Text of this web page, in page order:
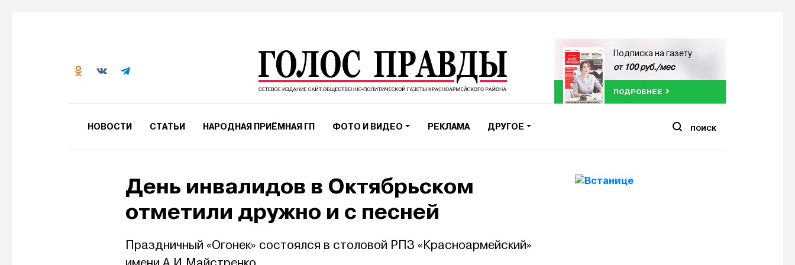
Подписка на газету
от 100 руб./мес
ПОДРОБНЕЕ
НОВОСТИ СТАТЬИ НАРОДНАЯ ПРИЁМНАЯ ГП ФОТО И ВИДЕО РЕКЛАМА ДРУГОЕ ПОИСК
День инвалидов в Октябрьском
отметили дружно и с песней
Праздничный «Огонек» состоялся в столовой РПЗ «Красноармейский»